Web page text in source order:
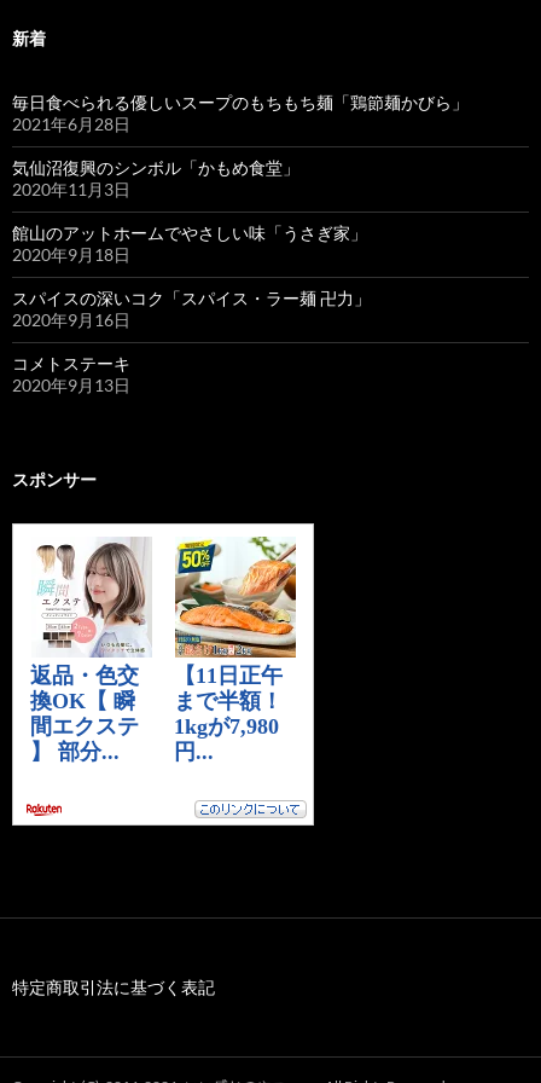
新着
毎日食べられる優しいスープのもちもち麺「鶏節麺かびら」
2021年6月28日
気仙沼復興のシンボル「かもめ食堂」
2020年11月3日
館山のアットホームでやさしい味「うさぎ家」
2020年9月18日
スパイスの深いコク「スパイス・ラー麺 卍力」
2020年9月16日
コメトステーキ
2020年9月13日
スポンサー
特定商取引法に基づく表記